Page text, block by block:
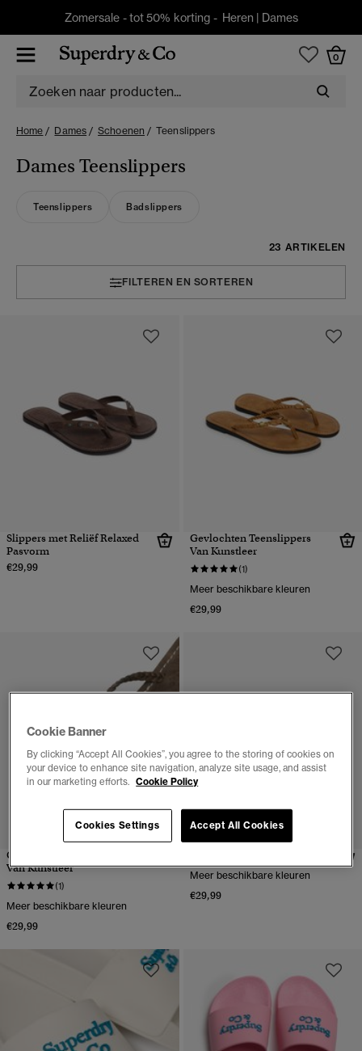
Zomersale - tot 50% korting - Heren | Dames
0
Home Dames Schoenen Teenslippers
Dames Teenslippers
Teenslippers Badslippers
23 ARTIKELEN
FILTEREN EN SORTEREN
Slippers met Reliëf Relaxed
Pasvorm
€29,99
Gevlochten Teenslippers
Van Kunstleer
(1)
Meer beschikbare kleuren
€29,99
Gevlochten Teenslippers
Van Kunstleer
(1)
Meer beschikbare kleuren
€29,99
Meer beschikbare kleuren
€29,99
Cookie Banner
By clicking “Accept All Cookies”, you agree to the storing of cookies on
your device to enhance site navigation, analyze site usage, and assist
in our marketing efforts. Cookie Policy
Cookies Settings Accept All Cookies